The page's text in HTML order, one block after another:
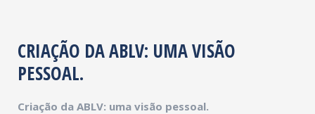
CRIAÇÃO DA ABLV: UMA VISÃO
PESSOAL.
Criação da ABLV: uma visão pessoal.